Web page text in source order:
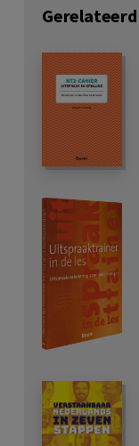
Gerelateerd